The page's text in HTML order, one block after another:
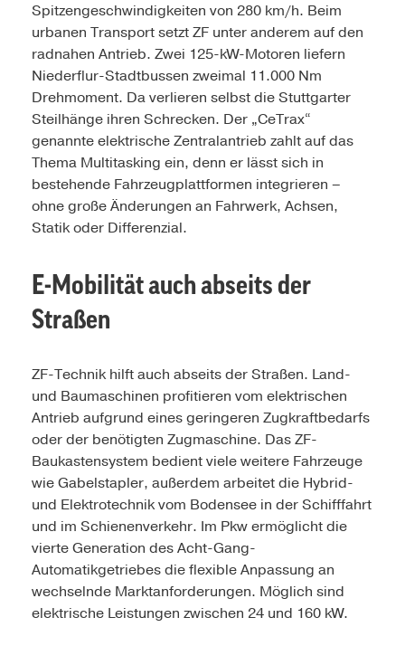
Spitzengeschwindigkeiten von 280 km/h. Beim
urbanen Transport setzt ZF unter anderem auf den
radnahen Antrieb. Zwei 125-kW-Motoren liefern
Niederflur-Stadtbussen zweimal 11.000 Nm
Drehmoment. Da verlieren selbst die Stuttgarter
Steilhänge ihren Schrecken. Der „CeTrax“
genannte elektrische Zentralantrieb zahlt auf das
Thema Multitasking ein, denn er lässt sich in
bestehende Fahrzeugplattformen integrieren –
ohne große Änderungen an Fahrwerk, Achsen,
Statik oder Differenzial.
E-Mobilität auch abseits der
Straßen
ZF-Technik hilft auch abseits der Straßen. Land-
und Baumaschinen profitieren vom elektrischen
Antrieb aufgrund eines geringeren Zugkraftbedarfs
oder der benötigten Zugmaschine. Das ZF-
Baukastensystem bedient viele weitere Fahrzeuge
wie Gabelstapler, außerdem arbeitet die Hybrid-
und Elektrotechnik vom Bodensee in der Schifffahrt
und im Schienenverkehr. Im Pkw ermöglicht die
vierte Generation des Acht-Gang-
Automatikgetriebes die flexible Anpassung an
wechselnde Marktanforderungen. Möglich sind
elektrische Leistungen zwischen 24 und 160 kW.